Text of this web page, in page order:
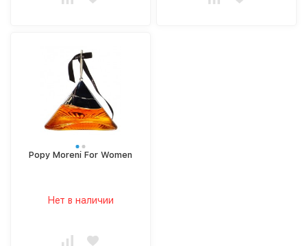
Popy Moreni For Women
Нет в наличии